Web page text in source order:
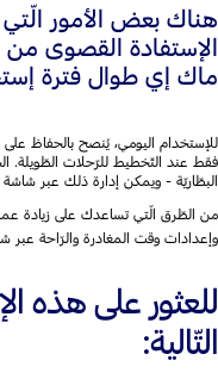
هناك بعض الأمور
الإستفادة القصوى من
ماك إي طوال فترة
البطّاريّة - ويمكن إدارة ذلك عبر شاشة SYNC.
من الطّرق الّتي تساعدك على زيادة
وإعدادات وقت المغادرة والرّاحة
للعثور على هذه
التّالية: